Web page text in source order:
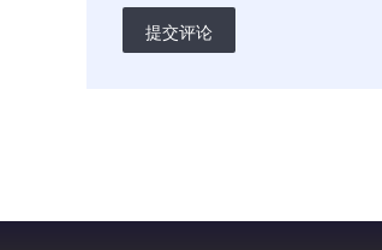
提交评论